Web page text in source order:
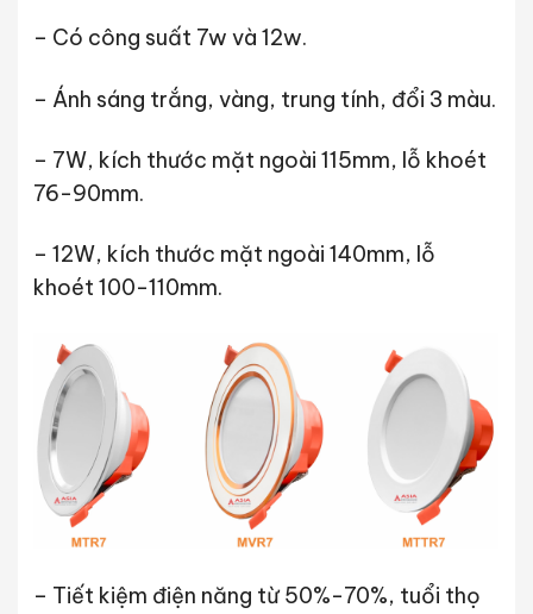
– Có công suất 7w và 12w.
– Ánh sáng trắng, vàng, trung tính, đổi 3 màu.
– 7W, kích thước mặt ngoài 115mm, lỗ khoét
76-90mm.
– 12W, kích thước mặt ngoài 140mm, lỗ
khoét 100-110mm.
– Tiết kiệm điện năng từ 50%-70%, tuổi thọ